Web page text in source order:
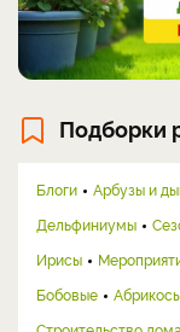
Подборки
Блоги Арбузы и
Дельфиниумы
Ирисы
Бобовые